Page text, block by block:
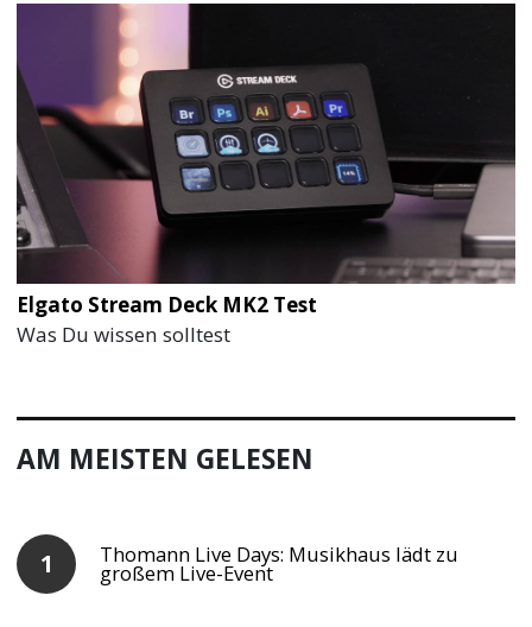
Elgato Stream Deck MK2 Test
Was Du wissen solltest
AM MEISTEN GELESEN
Thomann Live Days: Musikhaus lädt zu
großem Live-Event